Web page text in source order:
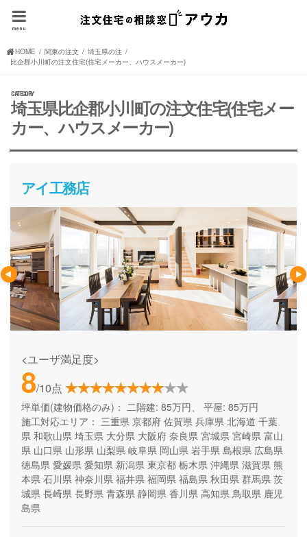
menu
HOME 関東の注文住宅(住宅メーカー、ハウスメーカー)
埼玉県の注文住宅(住宅メーカー、ハウスメーカー)
比企郡小川町の注文住宅(住宅メーカー、ハウスメーカー)
埼玉県比企郡小川町の注文住宅(住宅メー
カー、ハウスメーカー)
アイ工務店
<ユーザ満足度>
8/10点
坪単価(建物価格のみ)： 二階建: 85万円、 平屋: 85万円
施工対応エリア： 三重県 京都府 佐賀県 兵庫県 北海道 千葉
県 和歌山県 埼玉県 大分県 大阪府 奈良県 宮城県 宮崎県 富山
県 山口県 山形県 山梨県 岐阜県 岡山県 岩手県 島根県 広島県
徳島県 愛媛県 愛知県 新潟県 東京都 栃木県 沖縄県 滋賀県 熊
本県 石川県 神奈川県 福井県 福岡県 福島県 秋田県 群馬県 茨
城県 長崎県 長野県 青森県 静岡県 香川県 高知県 鳥取県 鹿児
島県